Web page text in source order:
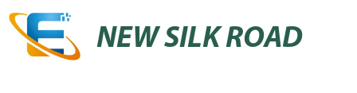
NEW SILK ROAD